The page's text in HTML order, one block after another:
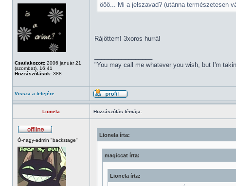
Csatlakozott: 2006 január 21
(szombat), 16:41
Hozzászólások: 388
ööö... Mi a jelszavad? (utánna természetesen
Rájöttem! 3xoros hurrá!
"You may call me whatever you wish, but I'm
Vissza a tetejére
Lionela Hozzászólás témája:
Ó-nagy-admin "backstage"
Lionela írta:
magiccat írta:
Lionela írta: